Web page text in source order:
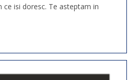
isi doresc. Te asteptam in